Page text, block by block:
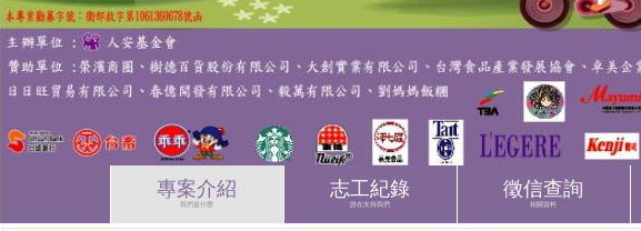
專案介紹
我們是什麼
志工紀錄
誰在支持我們
徵信查詢
相關資料